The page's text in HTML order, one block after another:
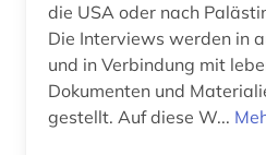
die USA oder nach
Die Interviews werden in
und in Verbindung mit
Dokumenten und
gestellt. Auf diese W...